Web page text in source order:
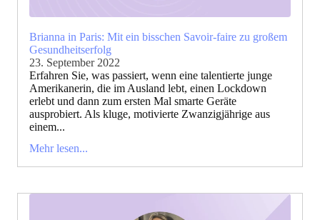
Brianna in Paris: Mit ein bisschen Savoir-faire zu großem
Gesundheitserfolg
23. September 2022
Erfahren Sie, was passiert, wenn eine talentierte junge
Amerikanerin, die im Ausland lebt, einen Lockdown
erlebt und dann zum ersten Mal smarte Geräte
ausprobiert. Als kluge, motivierte Zwanzigjährige aus
einem...
Mehr lesen...